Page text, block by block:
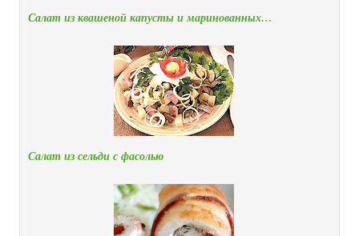
Салат из квашеной капусты и маринованных…
Салат из сельди с фасолью